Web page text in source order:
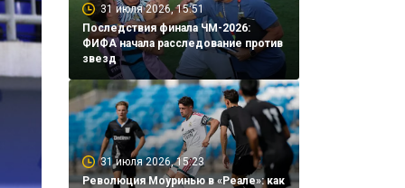
31 июля 2026, 15:51
Последствия финала ЧМ-2026:
ФИФА начала расследование против
звезд
31 июля 2026, 15:23
Революция Моуринью в «Реале»: как